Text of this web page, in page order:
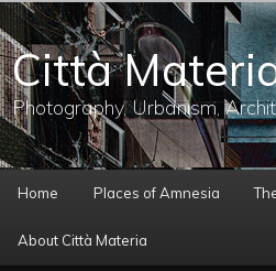
Città
Photography, Urbanism,
Home Places of Amnesia
About Città Materia